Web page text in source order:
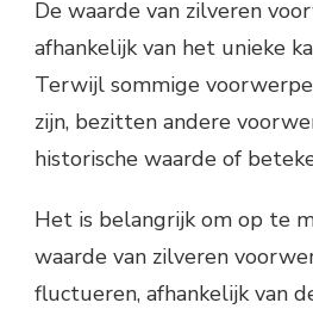
De waarde van zilveren
afhankelijk van het unieke
Terwijl sommige
zijn, bezitten andere
historische waarde of
Het is belangrijk om op te
waarde van zilveren
fluctueren, afhankelijk van